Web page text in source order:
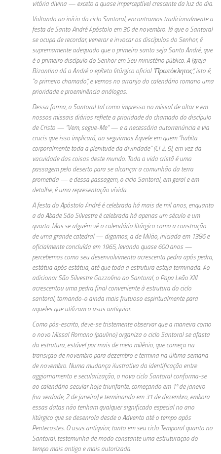
vitória divina — exceto a quase imperceptível crescente da luz do dia.
Voltando ao início do ciclo Santoral, encontramos tradicionalmente a
festa de Santo André Apóstolo em 30 de novembro. Já que o Santoral
se ocupa de recordar, venerar e invocar os discípulos do Senhor, é
supremamente adequado que o primeiro santo seja Santo André, que
é o primeiro discípulo do Senhor em Seu ministério público. A Igreja
Bizantina dá a André o epíteto litúrgico oficial “Πρωτόκλητος”, isto é,
“o primeiro chamado”, e vemos no arranjo do calendário romano uma
prioridade e proeminência análogas.
Dessa forma, o Santoral tal como impresso no missal de altar e em
nossos missais diários reflete a prioridade do chamado do discípulo
de Cristo — “Vem, segue-Me” — e a necessária autorrenúncia e via
crucis que isso implicará, ao seguirmos Aquele em quem “habita
corporalmente toda a plenitude da divindade” (Cl 2, 9), em vez da
vacuidade das coisas deste mundo. Toda a vida cristã é uma
passagem pelo deserto para se alcançar a comunhão da terra
prometida — e dessa passagem, o ciclo Santoral, em geral e em
detalhe, é uma representação vívida.
A festa do Apóstolo André é celebrada há mais de mil anos, enquanto
a do Abade São Silvestre é celebrada há apenas um século e um
quarto. Mas se alguém vê o calendário litúrgico como a construção
de uma grande catedral — digamos, a de Milão, iniciada em 1386 e
oficialmente concluída em 1965, levando quase 600 anos —
percebemos como seu desenvolvimento acrescenta pedra após pedra,
estátua após estátua, até que toda a estrutura esteja terminada. Ao
adicionar São Silvestre Gozzolino ao Santoral, o Papa Leão XIII
acrescentou uma pedra final conveniente à estrutura do ciclo
santoral, tornando-o ainda mais frutuoso espiritualmente para
aqueles que utilizam o usus antiquior.
Como pós-escrito, deve-se tristemente observar que a maneira como
o novo Missal Romano (paulino) organiza o ciclo Santoral se afasta
da estrutura, estável por mais de meio milênio, que começa na
transição de novembro para dezembro e termina na última semana
de novembro. Numa mudança ilustrativa da identificação entre
aggiornamento e secularização, o novo ciclo Santoral conforma-se
ao calendário secular hoje triunfante, começando em 1º de janeiro
(na verdade, 2 de janeiro) e terminando em 31 de dezembro, embora
essas datas não tenham qualquer significado especial no ano
litúrgico que se desenrola desde o Advento até o tempo após
Pentecostes. O usus antiquior, tanto em seu ciclo Temporal quanto no
Santoral, testemunha de modo constante uma estruturação do
tempo mais antiga e mais autorizada.